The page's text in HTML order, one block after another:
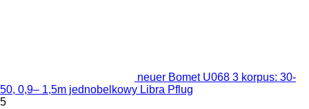
neuer Bomet U068 3 korpus: 30-
50, 0,9– 1,5m jednobelkowy Libra Pflug
5